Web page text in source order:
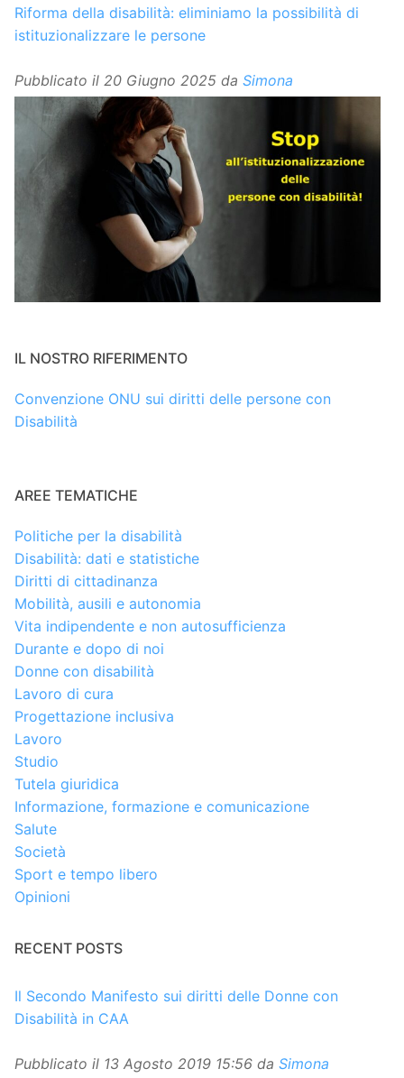
Riforma della disabilità: eliminiamo la possibilità di
istituzionalizzare le persone
Pubblicato il 20 Giugno 2025 da Simona
IL NOSTRO RIFERIMENTO
Convenzione ONU sui diritti delle persone con
Disabilità
AREE TEMATICHE
Politiche per la disabilità
Disabilità: dati e statistiche
Diritti di cittadinanza
Mobilità, ausili e autonomia
Vita indipendente e non autosufficienza
Durante e dopo di noi
Donne con disabilità
Lavoro di cura
Progettazione inclusiva
Lavoro
Studio
Tutela giuridica
Informazione, formazione e comunicazione
Salute
Società
Sport e tempo libero
Opinioni
RECENT POSTS
Il Secondo Manifesto sui diritti delle Donne con
Disabilità in CAA
Pubblicato il 13 Agosto 2019 15:56 da Simona